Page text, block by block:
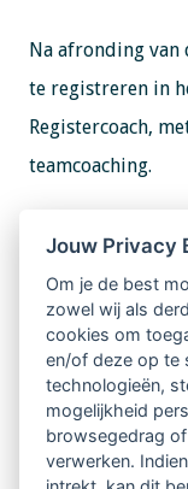
Na afronding
te registreren in
Registercoach,
teamcoaching.
aanmelden ga je
Partners.
Jouw Privacy
Om je de best
zowel wij als
cookies om
en/of deze op te
technologieën,
mogelijkheid
browsegedrag
verwerken.